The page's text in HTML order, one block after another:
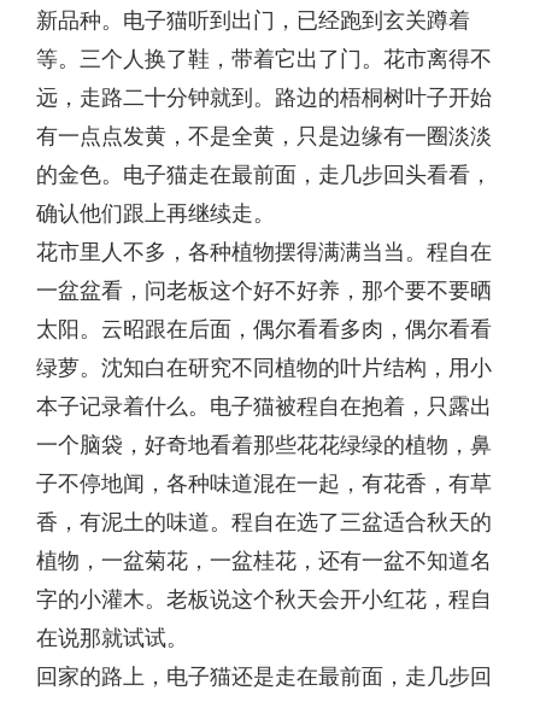
新品种。电子猫听到出门，已经跑到玄关蹲着
等。三个人换了鞋，带着它出了门。花市离得不
远，走路二十分钟就到。路边的梧桐树叶子开始
有一点点发黄，不是全黄，只是边缘有一圈淡淡
的金色。电子猫走在最前面，走几步回头看看，
确认他们跟上再继续走。
花市里人不多，各种植物摆得满满当当。程自在
一盆盆看，问老板这个好不好养，那个要不要晒
太阳。云昭跟在后面，偶尔看看多肉，偶尔看看
绿萝。沈知白在研究不同植物的叶片结构，用小
本子记录着什么。电子猫被程自在抱着，只露出
一个脑袋，好奇地看着那些花花绿绿的植物，鼻
子不停地闻，各种味道混在一起，有花香，有草
香，有泥土的味道。程自在选了三盆适合秋天的
植物，一盆菊花，一盆桂花，还有一盆不知道名
字的小灌木。老板说这个秋天会开小红花，程自
在说那就试试。
回家的路上，电子猫还是走在最前面，走几步回